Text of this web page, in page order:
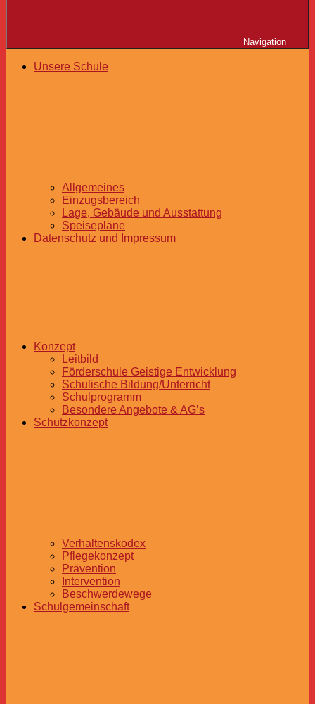
Navigation
Unsere Schule
Allgemeines
Einzugsbereich
Lage, Gebäude und Ausstattung
Speisepläne
Datenschutz und Impressum
Konzept
Leitbild
Förderschule Geistige Entwicklung
Schulische Bildung/Unterricht
Schulprogramm
Besondere Angebote & AG’s
Schutzkonzept
Verhaltenskodex
Pflegekonzept
Prävention
Intervention
Beschwerdewege
Schulgemeinschaft